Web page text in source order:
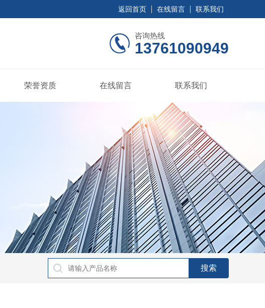
返回首页 在线留言 联系我们
咨询热线
13761090949
荣誉资质 在线留言 联系我们